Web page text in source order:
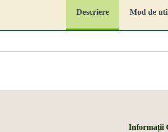
Descriere Mod de
Informații